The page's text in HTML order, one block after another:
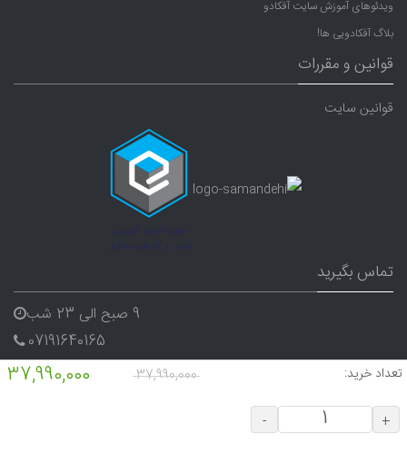
تعداد خرید:
+
-
37,990,000
37,990,000
ویدئوهای آموزش سایت آفکادو
بلاگ آفکادویی ها!
قوانین و مقررات
قوانین سایت
تماس بگیرید
9 صبح الی 23 شب
07191640165
09338282656